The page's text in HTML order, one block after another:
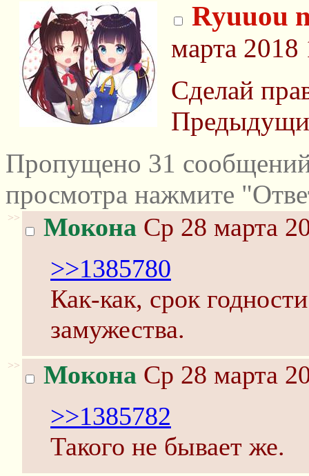
Ryuuou
марта 2018
Сделай
Пропущено 31
просмотра нажмите
>> Мокона Ср 28 марта
>>1385780
Как-как, срок
замужества.
>> Мокона Ср 28 марта
>>1385782
Такого не бывает же.